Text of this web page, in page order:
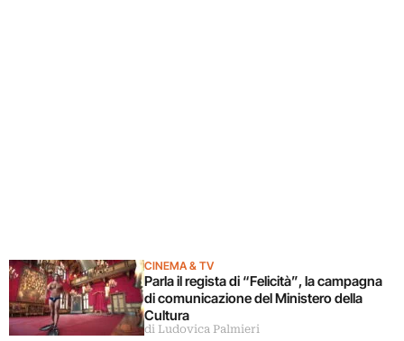
CINEMA & TV
Parla il regista di “Felicità”, la campagna
di comunicazione del Ministero della
Cultura
di Ludovica Palmieri